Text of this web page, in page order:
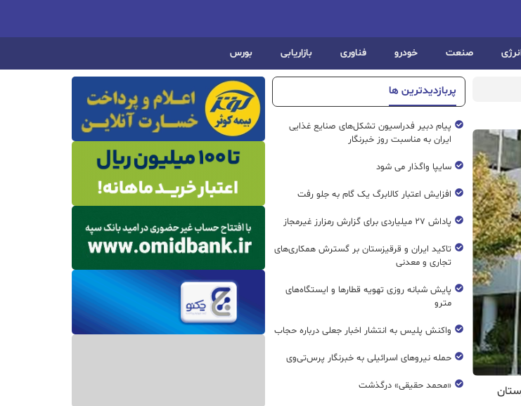
صنعت خودرو فناوری بازاریابی بورس
پربازدیدترین ها
پیام دبیر فدراسیون تشکل‌های صنایع غذایی
ایران به مناسبت روز خبرنگار
سایپا واگذار می شود
افزایش اعتبار کالابرگ یک گام به جلو رفت
پاداش ۲۷ میلیاردی برای گزارش رمزارز غیرمجاز
تاکید ایران و قرقیزستان بر گسترش همکاری‌های
تجاری و معدنی
پایش شبانه روزی تهویه قطار‌ها و ایستگاه‌های
مترو
واکنش پلیس به انتشار اخبار جعلی درباره حجاب
حمله نیروهای اسرائیلی به خبرنگار پرس‌تی‌وی
«محمد حقیقی» درگذشت